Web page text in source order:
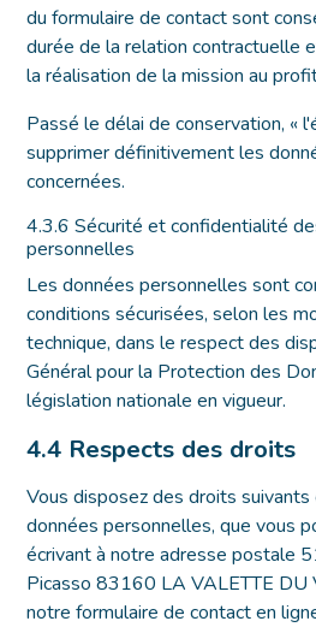
du formulaire de contact sont
durée de la relation contractuelle
la réalisation de la mission au
Passé le délai de conservation, «
supprimer définitivement les
concernées.
4.3.6 Sécurité et confidentialité
personnelles
Les données personnelles sont
conditions sécurisées, selon les
technique, dans le respect des
Général pour la Protection des
législation nationale en vigueur.
4.4 Respects des droits
Vous disposez des droits suivants
données personnelles, que vous
écrivant à notre adresse postale
Picasso 83160 LA VALETTE DU
notre formulaire de contact en